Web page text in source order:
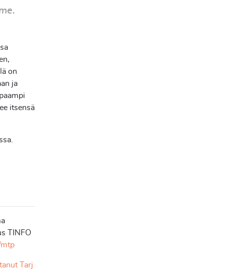
on
ja
itsensä
TINFO
Tarj